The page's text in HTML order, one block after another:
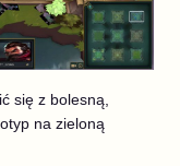
się z bolesną,
na zieloną